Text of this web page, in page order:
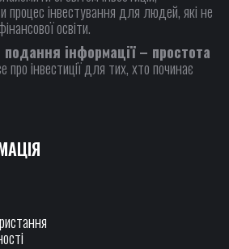
процес інвестування для людей, які не
освіти.
інформації – простота
про інвестиції для тих, хто починає